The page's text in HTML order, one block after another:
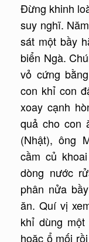
Đừng khinh
suy nghĩ.
sát một bầy
biển Ngà.
vỏ cứng
con khỉ con
xoay cạnh
quả cho con
(Nhật), ông
cầm củ
dòng nước
phân nửa
ăn. Quí vị
khỉ dùng
hoặc ổ mối